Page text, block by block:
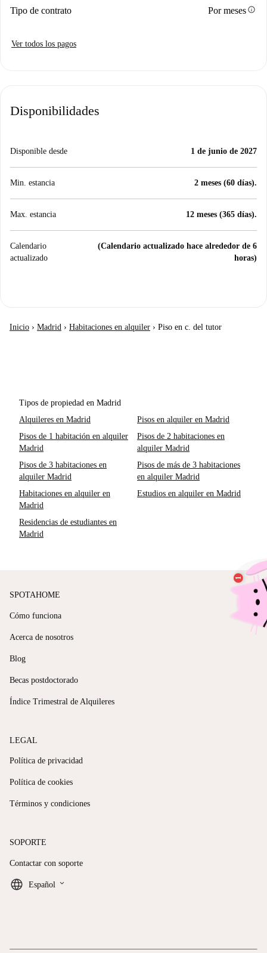
Tipo de contrato Por mesesinfo
Ver todos los pagos
Disponibilidades
Disponible desde 1 de junio de 2027
Min. estancia 2 meses (60 días).
Max. estancia 12 meses (365 días).
Calendario
actualizado
(Calendario actualizado hace alrededor de 6
horas)
Inicio › Madrid › Habitaciones en alquiler › Piso en c. del tutor
Tipos de propiedad en Madrid
Alquileres en Madrid
Pisos en alquiler en Madrid
Pisos de 1 habitación en alquiler
Madrid
Pisos de 2 habitaciones en
alquiler Madrid
Pisos de 3 habitaciones en
alquiler Madrid
Pisos de más de 3 habitaciones
en alquiler Madrid
Habitaciones en alquiler en
Madrid
Estudios en alquiler en Madrid
Residencias de estudiantes en
Madrid
SPOTAHOME
Cómo funciona
Acerca de nosotros
Blog
Becas postdoctorado
Índice Trimestral de Alquileres
LEGAL
Política de privacidad
Política de cookies
Términos y condiciones
SOPORTE
Contactar con soporte
Español keyboard_arrow_down